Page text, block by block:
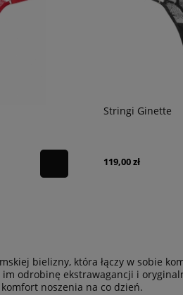
Stringi Ginette
119,00 zł
bielizny, która łączy w sobie
odrobinę ekstrawagancji i
noszenia na co dzień.